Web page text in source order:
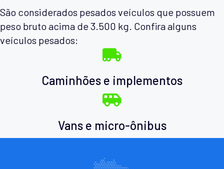
São considerados pesados veículos que possuem
peso bruto acima de 3.500 kg. Confira alguns
veículos pesados:
Caminhões e implementos
Vans e micro-ônibus